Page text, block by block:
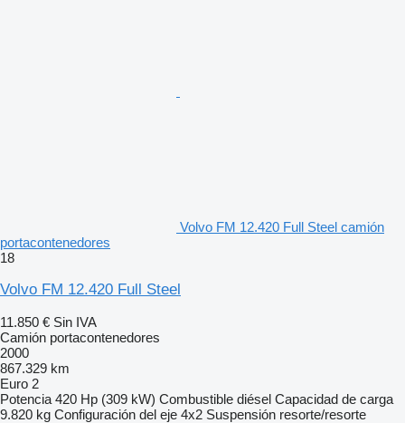
Volvo FM 12.420 Full Steel camión
portacontenedores
18
Volvo FM 12.420 Full Steel
11.850 € Sin IVA
Camión portacontenedores
2000
867.329 km
Euro 2
Potencia 420 Hp (309 kW) Combustible diésel Capacidad de carga
9.820 kg Configuración del eje 4x2 Suspensión resorte/resorte